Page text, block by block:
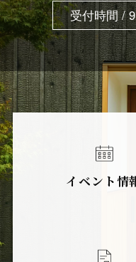
受付時間 /
イベント情